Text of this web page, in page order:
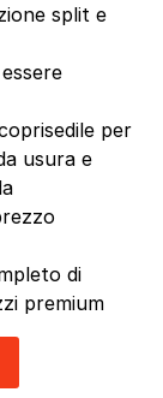
split e
per
usura e
di
premium